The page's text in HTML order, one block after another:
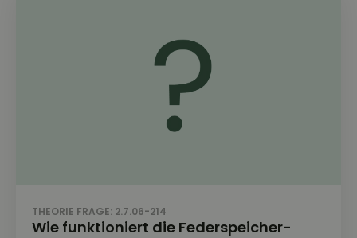
THEORIE FRAGE: 2.7.06-214
Wie funktioniert die Federspeicher-